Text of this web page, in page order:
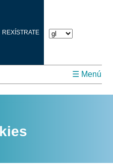
REXÍSTRATE
☰ Menú